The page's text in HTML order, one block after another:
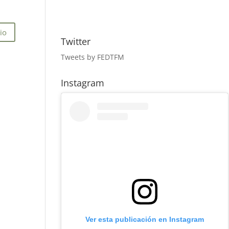
Twitter
Tweets by FEDTFM
Instagram
Ver esta publicación en Instagram